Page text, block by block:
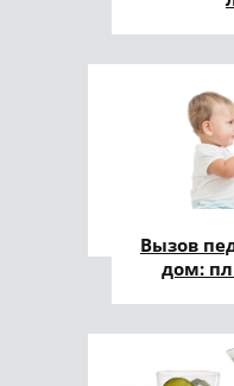
Вызов
дом: